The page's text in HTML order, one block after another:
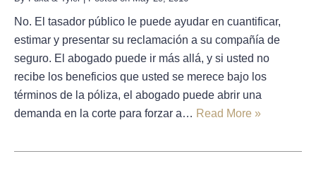
No. El tasador público le puede ayudar en cuantificar,
estimar y presentar su reclamación a su compañía de
seguro. El abogado puede ir más allá, y si usted no
recibe los beneficios que usted se merece bajo los
términos de la póliza, el abogado puede abrir una
demanda en la corte para forzar a… Read More »